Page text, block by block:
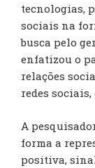
tecnologias,
sociais na
busca pelo
enfatizou o
relações
redes
A
forma a
positiva,